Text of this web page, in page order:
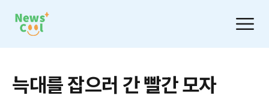
늑대를 잡으러 간 빨간 모자